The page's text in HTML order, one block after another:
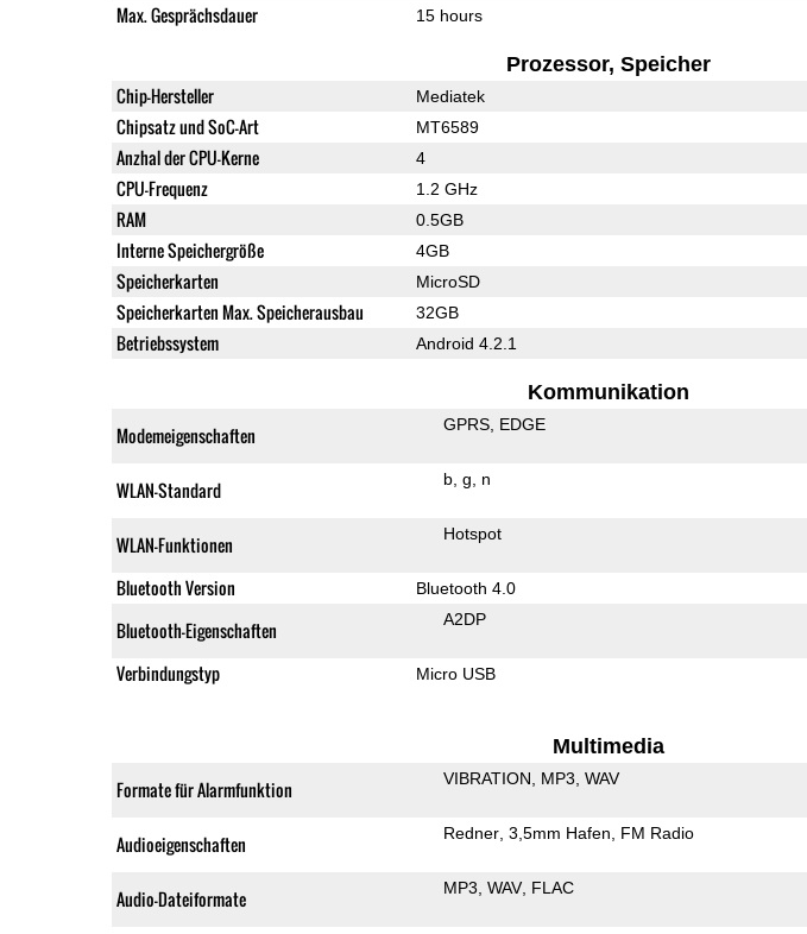
Max. Gesprächsdauer 15 hours
Prozessor, Speicher
Chip-Hersteller Mediatek
Chipsatz und SoC-Art MT6589
Anzhal der CPU-Kerne 4
CPU-Frequenz 1.2 GHz
RAM 0.5GB
Interne Speichergröße 4GB
Speicherkarten MicroSD
Speicherkarten Max. Speicherausbau 32GB
Betriebssystem Android 4.2.1
Kommunikation
Modemeigenschaften GPRS EDGE
WLAN-Standard b g n
WLAN-Funktionen Hotspot
Bluetooth Version Bluetooth 4.0
Bluetooth-Eigenschaften A2DP
Verbindungstyp Micro USB
Multimedia
Formate für Alarmfunktion VIBRATION MP3 WAV
Audioeigenschaften Redner 3,5mm Hafen FM Radio
Audio-Dateiformate MP3 WAV FLAC